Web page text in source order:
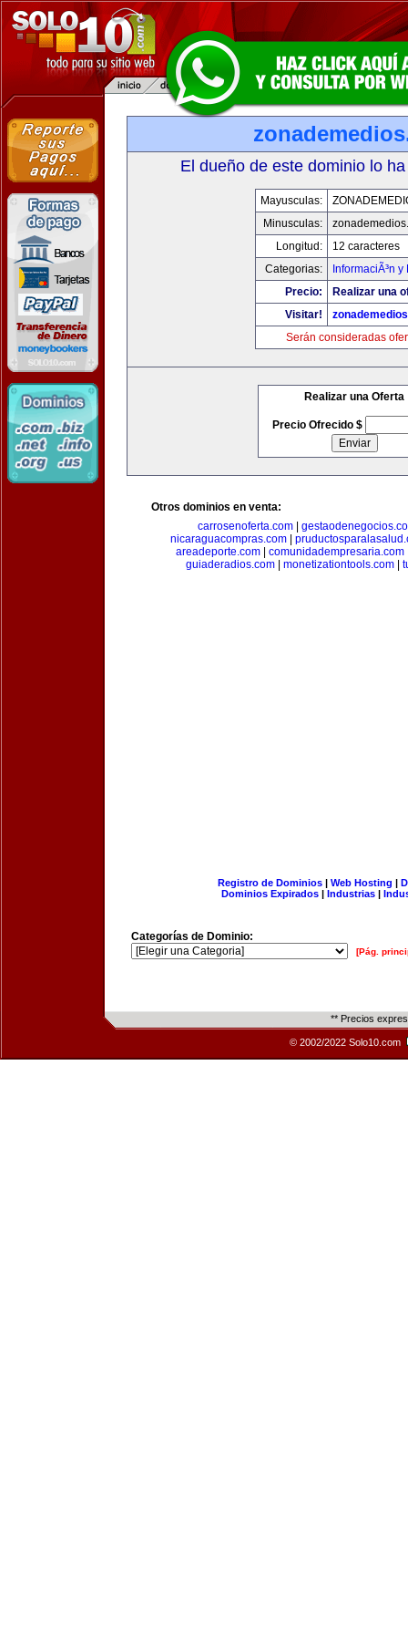
El dueño de este dominio lo
Mayusculas:
Minusculas:
Longitud:
12 caracteres
Categorias:
InformaciÃ³n
Precio:
Realizar una
Visitar!
Serán consideradas
Realizar una Oferta
Precio Ofrecido $
Otros dominios en venta:
carrosenoferta.com
nicaraguacompras.com
areadeporte.com| comunidadempresaria.com
guiaderadios.com| monetizationtools.com|
Registro de Dominios| Web Hosting |
Dominios Expirados | Industrias |
Categorías de Dominio:
[Pág.
** Precios
© 2002/2022 Solo10.com